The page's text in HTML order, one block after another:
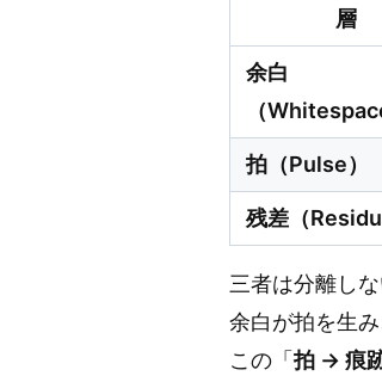
層
余白
（
拍（Pulse）
残差（
三者は分離しな
余白が拍を生
この「拍 → 痕